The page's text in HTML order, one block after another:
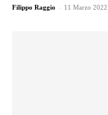
Filippo Raggio - 11 Marzo 2022